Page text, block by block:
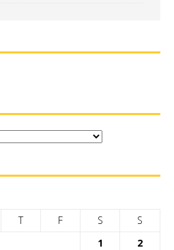
T F S
S
1
2